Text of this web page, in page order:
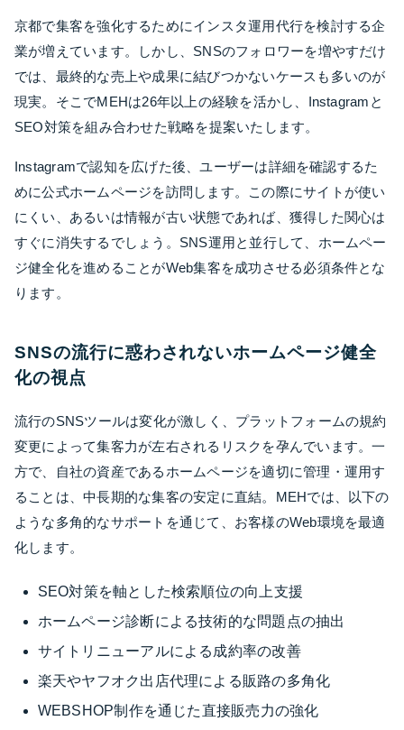
京都で集客を強化するためにインスタ運用代行を検討する企
業が増えています。しかし、SNSのフォロワーを増やすだけ
では、最終的な売上や成果に結びつかないケースも多いのが
現実。そこでMEHは26年以上の経験を活かし、Instagramと
SEO対策を組み合わせた戦略を提案いたします。
Instagramで認知を広げた後、ユーザーは詳細を確認するた
めに公式ホームページを訪問します。この際にサイトが使い
にくい、あるいは情報が古い状態であれば、獲得した関心は
すぐに消失するでしょう。SNS運用と並行して、ホームペー
ジ健全化を進めることがWeb集客を成功させる必須条件とな
ります。
SNSの流行に惑わされないホームページ健全
化の視点
流行のSNSツールは変化が激しく、プラットフォームの規約
変更によって集客力が左右されるリスクを孕んでいます。一
方で、自社の資産であるホームページを適切に管理・運用す
ることは、中長期的な集客の安定に直結。MEHでは、以下の
ような多角的なサポートを通じて、お客様のWeb環境を最適
化します。
SEO対策を軸とした検索順位の向上支援
ホームページ診断による技術的な問題点の抽出
サイトリニューアルによる成約率の改善
楽天やヤフオク出店代理による販路の多角化
WEBSHOP制作を通じた直接販売力の強化